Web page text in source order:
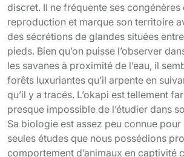
discret. Il ne fréquente ses congénères
reproduction et marque son territoire
des sécrétions de glandes situées
pieds. Bien qu’on puisse l’observer
les savanes à proximité de l’eau, il
forêts luxuriantes qu’il arpente en
qu’il y a tracés. L’okapi est tellement
presque impossible de l’étudier dans
Sa biologie est assez peu connue
seules études que nous possédions
comportement d’animaux en captivité